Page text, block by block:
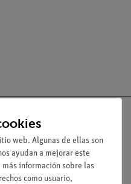
web. Algunas de ellas son
ayudan a mejorar este
información sobre las
como usuario,